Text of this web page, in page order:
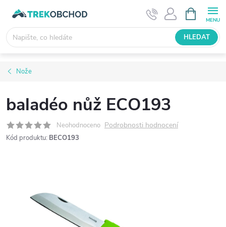
obsah
NÁKUPNÍ
KOŠÍK
HLEDAT
Nože
baladéo nůž ECO193
Neohodnoceno Podrobnosti hodnocení
Kód produktu: BECO193